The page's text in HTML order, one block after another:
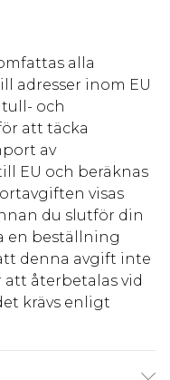
alla
adresser inom EU
och
att täcka
av
EU och beräknas
visas
du slutför din
en beställning
denna avgift inte
återbetalas vid
krävs enligt